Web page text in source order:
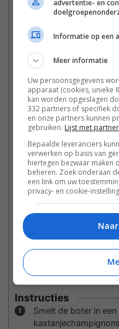
Porties: – +
Ingrediënt
250 g
2 bosuitjes
2 eetlepels
3 eetlepels bloem
een vegetarische
Zout en peper naar
Paneermeel naturel
Olie om te frituren
Instructies
Smelt de boter in
advertentie- en
Informatie op een
Meer informatie
Uw persoonsgegevens
apparaat (cookies, unieke
kan worden opgeslagen
332 partners of specifiek
en onze partners kunnen
gebruiken. Lijst met
Bepaalde leveranciers
verwerken op basis van
hiertegen bezwaar maken
beheren. Zoek onderaan
een link om uw
privacy- en cookie-